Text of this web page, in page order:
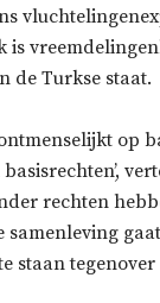
is
de Turkse staat.
op
rechten
samenleving
​​tegenover